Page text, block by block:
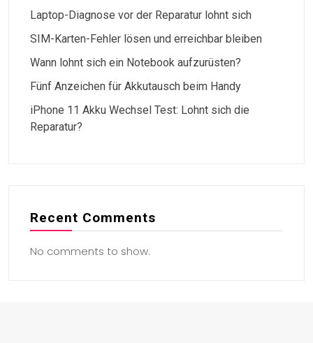
Laptop-Diagnose vor der Reparatur lohnt sich
SIM-Karten-Fehler lösen und erreichbar bleiben
Wann lohnt sich ein Notebook aufzurüsten?
Fünf Anzeichen für Akkutausch beim Handy
iPhone 11 Akku Wechsel Test: Lohnt sich die
Reparatur?
Recent Comments
No comments to show.